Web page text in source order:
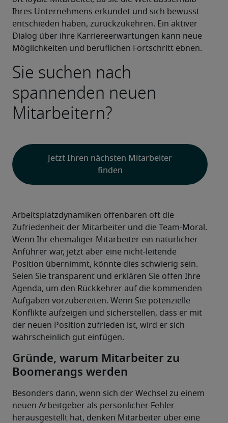
Ihres Unternehmens erkundet und sich bewusst
entschieden haben, zurückzukehren. Ein aktiver
Dialog über ihre Karriereerwartungen kann neue
Möglichkeiten und beruflichen Fortschritt ebnen.
Jetzt Ihren nächsten Mitarbeiter
finden
Sie suchen nach
spannenden neuen
Mitarbeitern?
Arbeitsplatzdynamiken offenbaren oft die
Zufriedenheit der Mitarbeiter und die Team-Moral.
Wenn Ihr ehemaliger Mitarbeiter ein natürlicher
Anführer war, jetzt aber eine nicht-leitende
Position übernimmt, könnte dies schwierig sein.
Seien Sie transparent und erklären Sie offen Ihre
Agenda, um den Rückkehrer auf die kommenden
Aufgaben vorzubereiten. Wenn Sie potenzielle
Konflikte aufzeigen und sicherstellen, dass er mit
der neuen Position zufrieden ist, wird er sich
wahrscheinlich gut einfügen.
Gründe, warum Mitarbeiter zu
Boomerangs werden
Besonders dann, wenn sich der Wechsel zu einem
neuen Arbeitgeber als persönlicher Fehler
herausgestellt hat, denken Mitarbeiter über eine